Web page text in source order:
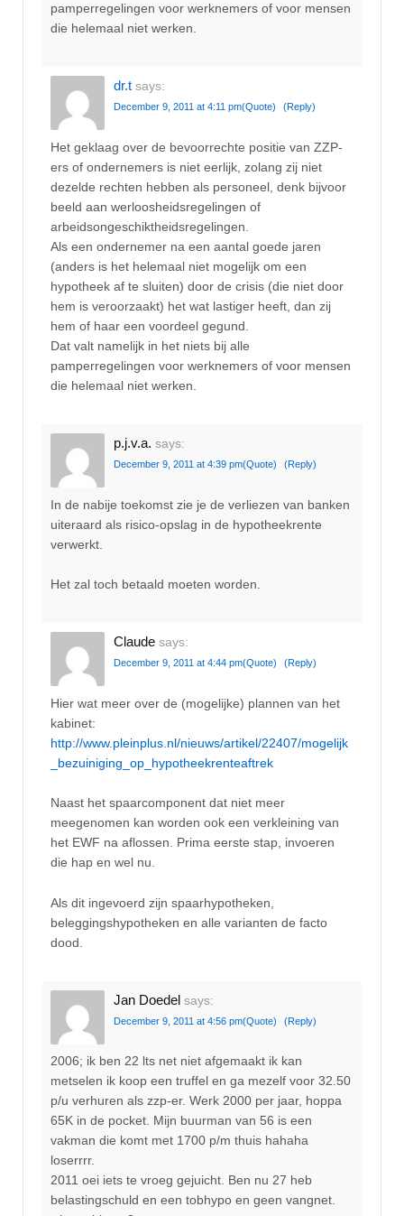
pamperregelingen voor werknemers of voor mensen
die helemaal niet werken.
dr.t says:
December 9, 2011 at 4:11 pm(Quote) (Reply)
Het geklaag over de bevoorrechte positie van ZZP-
ers of ondernemers is niet eerlijk, zolang zij niet
dezelde rechten hebben als personeel, denk bijvoor
beeld aan werloosheidsregelingen of
arbeidsongeschiktheidsregelingen.
Als een ondernemer na een aantal goede jaren
(anders is het helemaal niet mogelijk om een
hypotheek af te sluiten) door de crisis (die niet door
hem is veroorzaakt) het wat lastiger heeft, dan zij
hem of haar een voordeel gegund.
Dat valt namelijk in het niets bij alle
pamperregelingen voor werknemers of voor mensen
die helemaal niet werken.
p.j.v.a. says:
December 9, 2011 at 4:39 pm(Quote) (Reply)
In de nabije toekomst zie je de verliezen van banken
uiteraard als risico-opslag in de hypotheekrente
verwerkt.
Het zal toch betaald moeten worden.
Claude says:
December 9, 2011 at 4:44 pm(Quote) (Reply)
Hier wat meer over de (mogelijke) plannen van het
kabinet:
http://www.pleinplus.nl/nieuws/artikel/22407/mogelijk
_bezuiniging_op_hypotheekrenteaftrek
Naast het spaarcomponent dat niet meer
meegenomen kan worden ook een verkleining van
het EWF na aflossen. Prima eerste stap, invoeren
die hap en wel nu.
Als dit ingevoerd zijn spaarhypotheken,
beleggingshypotheken en alle varianten de facto
dood.
Jan Doedel says:
December 9, 2011 at 4:56 pm(Quote) (Reply)
2006; ik ben 22 lts net niet afgemaakt ik kan
metselen ik koop een truffel en ga mezelf voor 32.50
p/u verhuren als zzp-er. Werk 2000 per jaar, hoppa
65K in de pocket. Mijn buurman van 56 is een
vakman die komt met 1700 p/m thuis hahaha
loserrrr.
2011 oei iets te vroeg gejuicht. Ben nu 27 heb
belastingschuld en een tobhypo en geen vangnet.